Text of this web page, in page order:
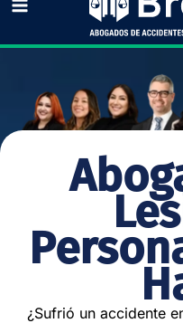
¿Sufrió un accidente